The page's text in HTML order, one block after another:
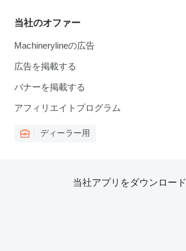
当社のオファー
Machinerylineの広告
広告を掲載する
バナーを掲載する
アフィリエイトプログラム
ディーラー用
当社アプリをダウンロード